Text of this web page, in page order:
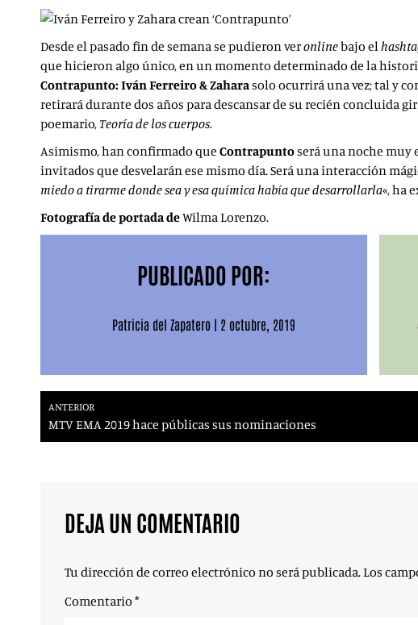
Desde el pasado fin de semana se pudieron veronlinebajo el
que hicieron algo único, en un momento determinado de la
Contrapunto: Iván Ferreiro & Zaharasolo ocurrirá una vez; tal y
retirará durante dos años para descansar de su recién concluida
poemario, Teoría de los cuerpos.
Asimismo, han confirmado que Contrapuntoserá una noche muy
invitados que desvelarán ese mismo día. Será una interacción
miedo a tirarme donde sea y esa química había que desarrollarla«, ha
Fotografía de portada deWilma Lorenzo.
PUBLICADO POR:
Patricia del Zapatero | 2 octubre, 2019
ANTERIOR
MTV EMA 2019 hace públicas sus nominaciones
DEJA UN COMENTARIO
Tu dirección de correo electrónico no será publicada.Los
Comentario *